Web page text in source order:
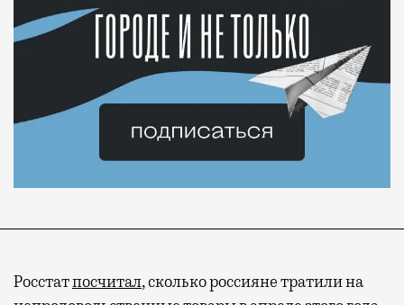
Росстатпосчитал, сколько россияне тратили на